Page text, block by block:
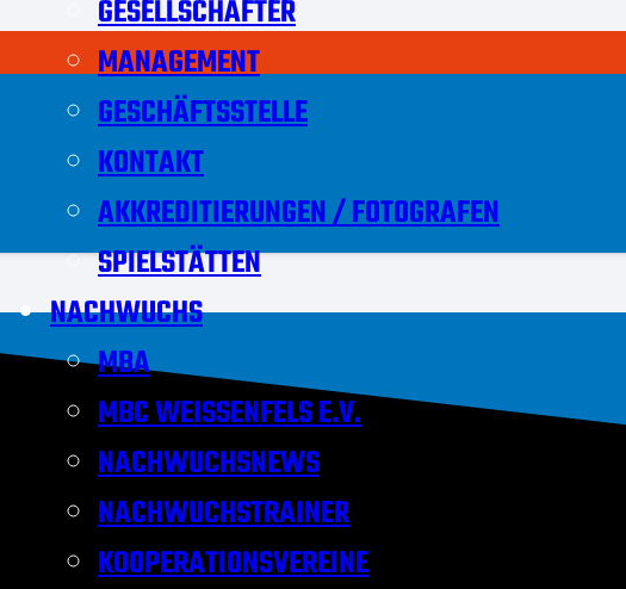
GESELLSCHAFTER
MANAGEMENT
GESCHÄFTSSTELLE
KONTAKT
AKKREDITIERUNGEN / FOTOGRAFEN
SPIELSTÄTTEN
NACHWUCHS
MBA
MBC WEISSENFELS E.V.
NACHWUCHSNEWS
NACHWUCHSTRAINER
KOOPERATIONSVEREINE